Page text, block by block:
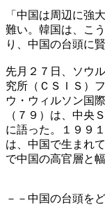
「中国は周辺に強
難い。韓国は、こ
り、中国の台頭に
先月２７日、ソウ
究所（ＣＳＩＳ）
ウ・ウィルソン国
（７９）は、中央
に語った。１９９
は、中国で生まれ
で中国の高官層と
－－中国の台頭を